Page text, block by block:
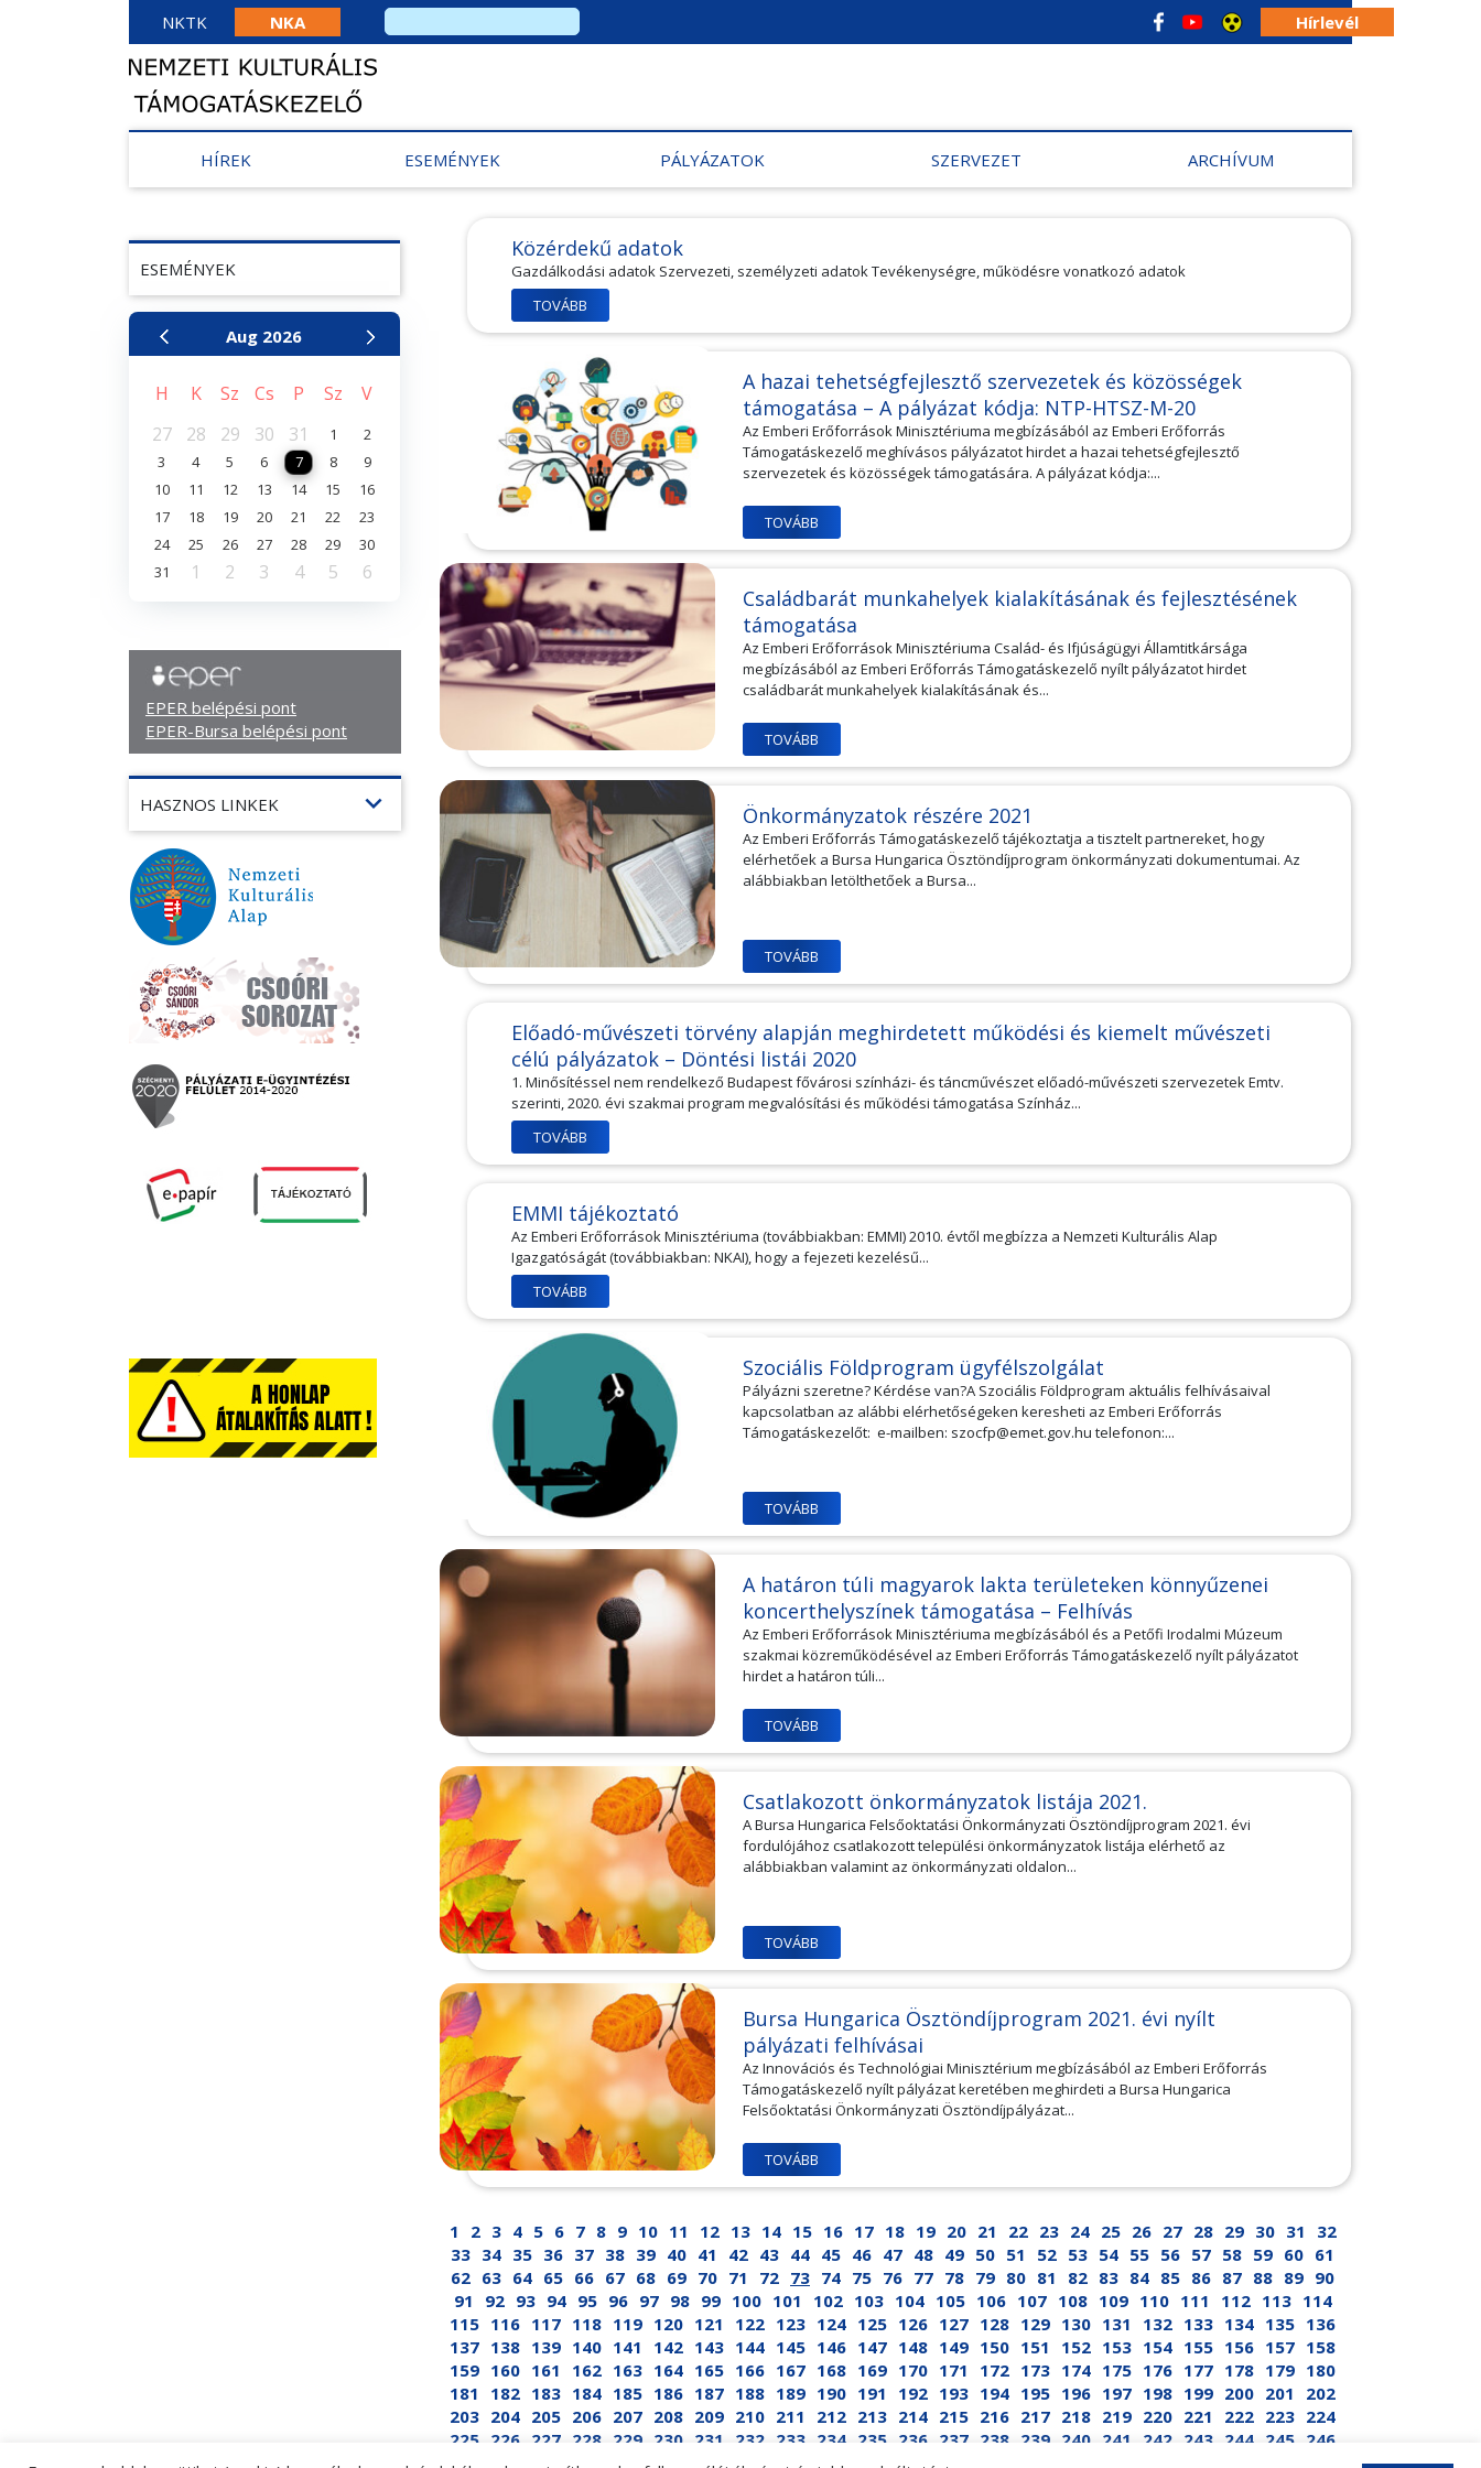
NKTK NKA Hírlevél
HÍREK ESEMÉNYEK PÁLYÁZATOK SZERVEZET ARCHÍVUM
ESEMÉNYEK
Aug 2026
H K Sz Cs P Sz
V
27
28 29 30 31 1
2
3
4 5 6 7 8
9
10
11 12 13 14 15
16
17
18 19 20 21 22
23
24
25 26 27 28 29
30
31
1 2 3 4 5 6
EPER belépési pont
EPER-Bursa belépési pont
HASZNOS LINKEK expand_more
Közérdekű adatok
Gazdálkodási adatok Szervezeti, személyzeti adatok Tevékenységre, működésre vonatkozó adatok
TOVÁBB
A hazai tehetségfejlesztő szervezetek és közösségek
támogatása – A pályázat kódja: NTP-HTSZ-M-20
Az Emberi Erőforrások Minisztériuma megbízásából az Emberi Erőforrás
Támogatáskezelő meghívásos pályázatot hirdet a hazai tehetségfejlesztő
szervezetek és közösségek támogatására. A pályázat kódja:...
TOVÁBB
Családbarát munkahelyek kialakításának és fejlesztésének
támogatása
Az Emberi Erőforrások Minisztériuma Család- és Ifjúságügyi Államtitkársága
megbízásából az Emberi Erőforrás Támogatáskezelő nyílt pályázatot hirdet
családbarát munkahelyek kialakításának és...
TOVÁBB
Önkormányzatok részére 2021
Az Emberi Erőforrás Támogatáskezelő tájékoztatja a tisztelt partnereket, hogy
elérhetőek a Bursa Hungarica Ösztöndíjprogram önkormányzati dokumentumai. Az
alábbiakban letölthetőek a Bursa...
TOVÁBB
Előadó-művészeti törvény alapján meghirdetett működési és kiemelt művészeti
célú pályázatok – Döntési listái 2020
1. Minősítéssel nem rendelkező Budapest fővárosi színházi- és táncművészet előadó-művészeti szervezetek Emtv.
szerinti, 2020. évi szakmai program megvalósítási és működési támogatása Színház...
TOVÁBB
EMMI tájékoztató
Az Emberi Erőforrások Minisztériuma (továbbiakban: EMMI) 2010. évtől megbízza a Nemzeti Kulturális Alap
Igazgatóságát (továbbiakban: NKAI), hogy a fejezeti kezelésű...
TOVÁBB
Szociális Földprogram ügyfélszolgálat
Pályázni szeretne? Kérdése van?A Szociális Földprogram aktuális felhívásaival
kapcsolatban az alábbi elérhetőségeken keresheti az Emberi Erőforrás
Támogatáskezelőt: e-mailben: szocfp@emet.gov.hu telefonon:...
TOVÁBB
A határon túli magyarok lakta területeken könnyűzenei
koncerthelyszínek támogatása – Felhívás
Az Emberi Erőforrások Minisztériuma megbízásából és a Petőfi Irodalmi Múzeum
szakmai közreműködésével az Emberi Erőforrás Támogatáskezelő nyílt pályázatot
hirdet a határon túli...
TOVÁBB
Csatlakozott önkormányzatok listája 2021.
A Bursa Hungarica Felsőoktatási Önkormányzati Ösztöndíjprogram 2021. évi
fordulójához csatlakozott települési önkormányzatok listája elérhető az
alábbiakban valamint az önkormányzati oldalon...
TOVÁBB
Bursa Hungarica Ösztöndíjprogram 2021. évi nyílt
pályázati felhívásai
Az Innovációs és Technológiai Minisztérium megbízásából az Emberi Erőforrás
Támogatáskezelő nyílt pályázat keretében meghirdeti a Bursa Hungarica
Felsőoktatási Önkormányzati Ösztöndíjpályázat...
TOVÁBB
1 2 3 4 5 6 7 8 9 10 11 12 13 14 15 16 17 18 19 20 21 22 23 24 25 26 27 28 29 30 31
32
33 34 35 36 37 38 39 40 41 42 43 44 45 46 47 48 49 50 51 52 53 54 55 56 57 58 59 60 61
62 63 64 65 66 67 68 69 70 71 72 73 74 75 76 77 78 79 80 81 82 83 84 85 86 87 88 89 90
91
92 93 94 95 96 97 98 99 100 101 102 103 104 105 106 107 108 109 110 111 112 113 114
115 116 117 118 119 120 121 122 123 124 125 126 127 128 129 130 131 132 133 134 135 136
137 138 139 140 141 142 143 144 145 146 147 148 149 150 151 152 153 154 155 156 157 158
159 160 161 162 163 164 165 166 167 168 169 170 171 172 173 174 175 176 177 178 179 180
181
182 183 184 185 186 187 188 189 190 191 192 193 194 195 196 197 198 199 200 201
202
203 204 205 206 207 208 209 210 211 212 213 214 215 216 217 218 219 220 221 222 223 224
225 226 227 228 229 230 231 232 233 234 235 236 237 238 239 240 241 242 243 244 245 246
247
248 249 250 251